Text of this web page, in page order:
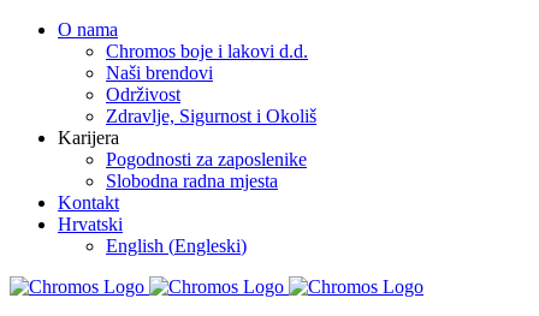
Skip
O nama
Chromos boje i lakovi d.d.
Naši brendovi
Održivost
Zdravlje, Sigurnost i Okoliš
Karijera
Pogodnosti za zaposlenike
Slobodna radna mjesta
Kontakt
Hrvatski
English (Engleski)
Facebook
YouTube